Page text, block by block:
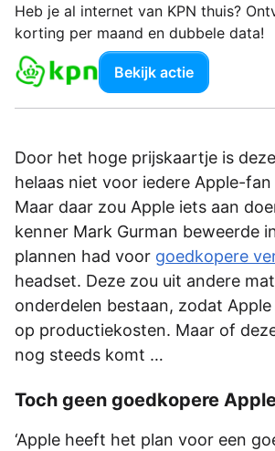
Heb je al internet van KPN thuis?
korting per maand en dubbele data!
Bekijk actie
Door het hoge prijskaartje is
helaas niet voor iedere Apple-
Maar daar zou Apple iets aan
kenner Mark Gurman beweerde
plannen had voor goedkopere
headset. Deze zou uit andere
onderdelen bestaan, zodat
op productiekosten. Maar of
nog steeds komt …
Toch geen goedkopere
‘Apple heeft het plan voor een